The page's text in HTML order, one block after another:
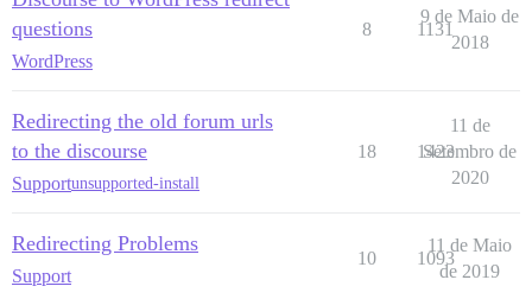
questions
WordPress
8 1131
9 de Maio de
2018
Redirecting the old forum urls
to the discourse
Supportunsupported-install
18 1423
11 de
Setembro de
2020
Redirecting Problems
Support
10 1093
11 de Maio
de 2019